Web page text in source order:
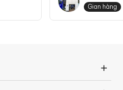
MR.TRUNG
Gian hàng